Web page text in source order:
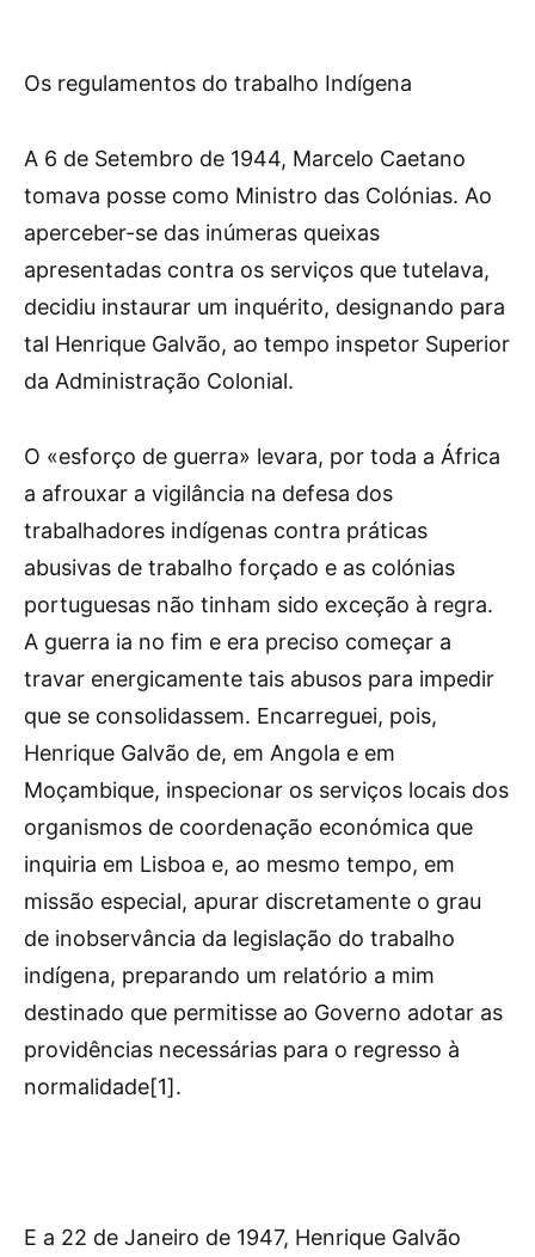
Os regulamentos do trabalho Indígena
A 6 de Setembro de 1944, Marcelo Caetano
tomava posse como Ministro das Colónias. Ao
aperceber-se das inúmeras queixas
apresentadas contra os serviços que tutelava,
decidiu instaurar um inquérito, designando para
tal Henrique Galvão, ao tempo inspetor Superior
da Administração Colonial.
O «esforço de guerra» levara, por toda a África
a afrouxar a vigilância na defesa dos
trabalhadores indígenas contra práticas
abusivas de trabalho forçado e as colónias
portuguesas não tinham sido exceção à regra.
A guerra ia no fim e era preciso começar a
travar energicamente tais abusos para impedir
que se consolidassem. Encarreguei, pois,
Henrique Galvão de, em Angola e em
Moçambique, inspecionar os serviços locais dos
organismos de coordenação económica que
inquiria em Lisboa e, ao mesmo tempo, em
missão especial, apurar discretamente o grau
de inobservância da legislação do trabalho
indígena, preparando um relatório a mim
destinado que permitisse ao Governo adotar as
providências necessárias para o regresso à
normalidade[1].
E a 22 de Janeiro de 1947, Henrique Galvão